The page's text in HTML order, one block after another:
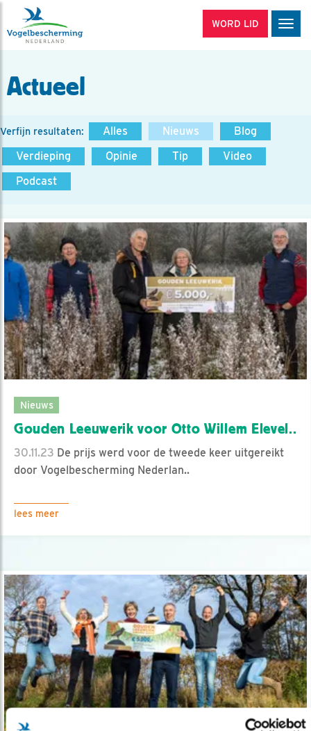
WORD LID
Actueel
Verfijn resultaten: Alles Nieuws
Blog
Verdieping
Opinie Tip
Video
Podcast
Nieuws
Gouden Leeuwerik voor Otto Willem Elevel..
30.11.23 De prijs werd voor de tweede keer uitgereikt
door Vogelbescherming Nederlan..
lees meer